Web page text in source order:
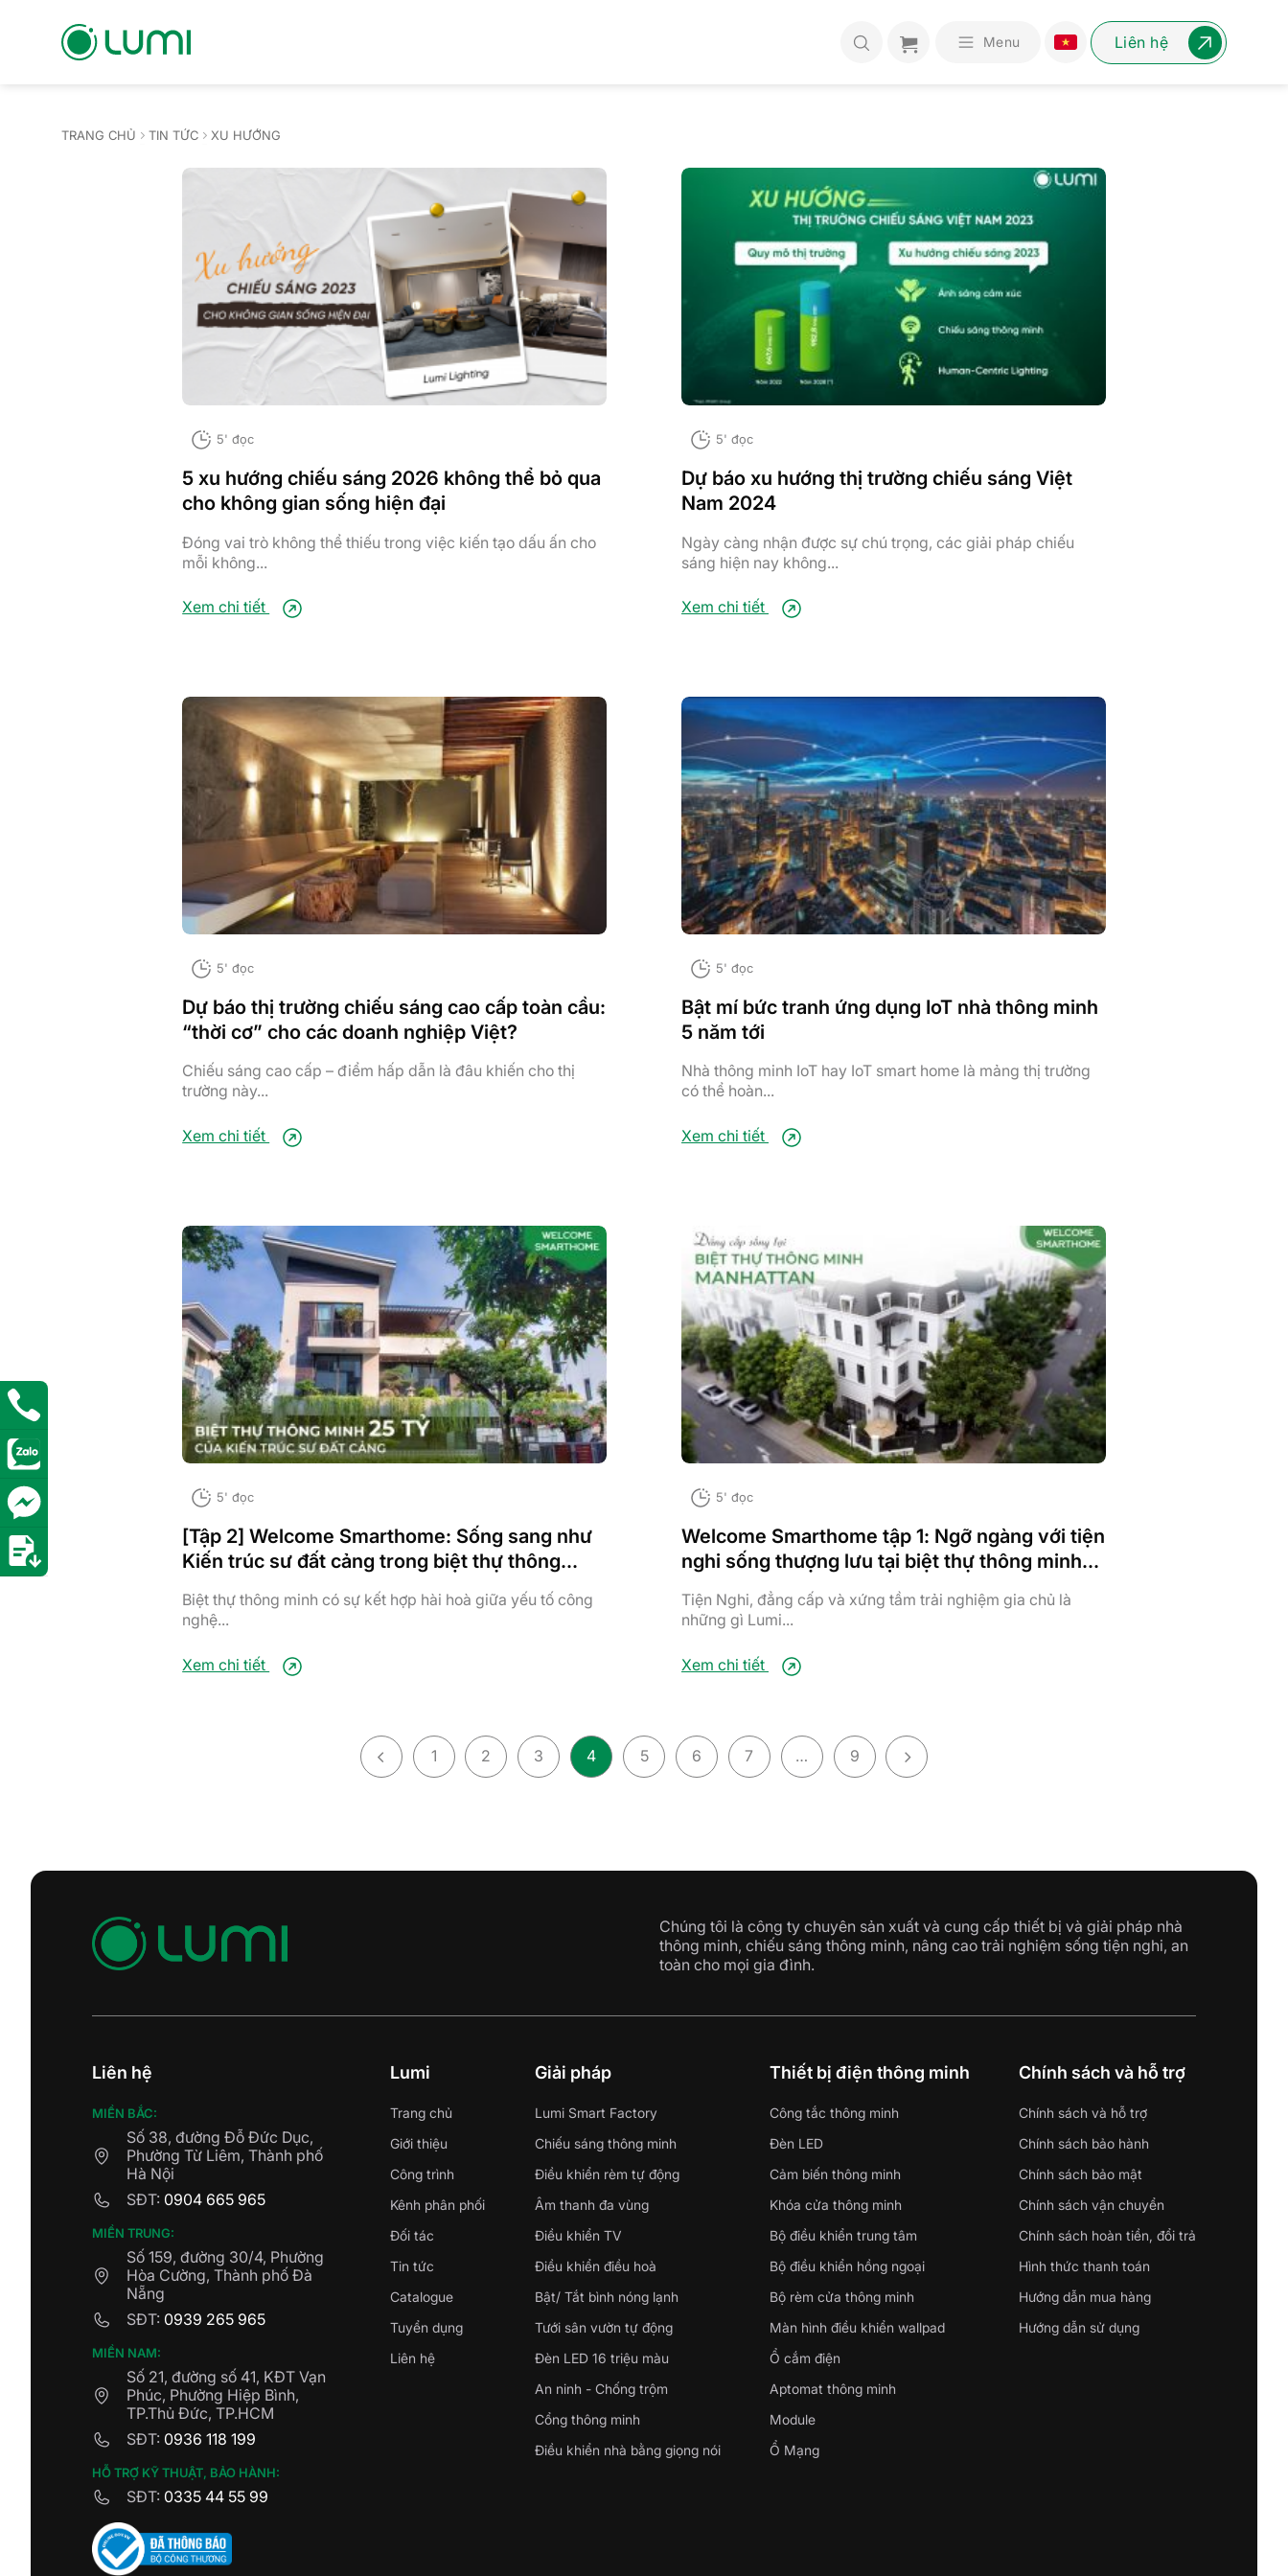
Menu Liên hệ
TRANG CHỦ TIN TỨC XU HƯỚNG
5' đọc
5 xu hướng chiếu sáng 2026 không thể bỏ qua
cho không gian sống hiện đại
Đóng vai trò không thể thiếu trong việc kiến tạo dấu ấn cho
mỗi không...
Xem chi tiết
5' đọc
Dự báo xu hướng thị trường chiếu sáng Việt
Nam 2024
Ngày càng nhận được sự chú trọng, các giải pháp chiếu
sáng hiện nay không...
Xem chi tiết
5' đọc
Dự báo thị trường chiếu sáng cao cấp toàn cầu:
“thời cơ” cho các doanh nghiệp Việt?
Chiếu sáng cao cấp – điểm hấp dẫn là đâu khiến cho thị
trường này...
Xem chi tiết
5' đọc
Bật mí bức tranh ứng dụng IoT nhà thông minh
5 năm tới
Nhà thông minh IoT hay IoT smart home là mảng thị trường
có thể hoàn...
Xem chi tiết
5' đọc
[Tập 2] Welcome Smarthome: Sống sang như
Kiến trúc sư đất cảng trong biệt thự thông
Biệt thự thông minh có sự kết hợp hài hoà giữa yếu tố công
nghệ...
Xem chi tiết
5' đọc
Welcome Smarthome tập 1: Ngỡ ngàng với tiện
nghi sống thượng lưu tại biệt thự thông minh
Manhattan Hải Phòng
Tiện Nghi, đẳng cấp và xứng tầm trải nghiệm gia chủ là
những gì Lumi...
Xem chi tiết
1 2 3 4 5 6 7 … 9
Chúng tôi là công ty chuyên sản xuất và cung cấp thiết bị và giải pháp nhà
thông minh, chiếu sáng thông minh, nâng cao trải nghiệm sống tiện nghi, an
toàn cho mọi gia đình.
Liên hệ
MIỀN BẮC:
Số 38, đường Đỗ Đức Dục,
Phường Từ Liêm, Thành phố
Hà Nội
SĐT: 0904 665 965
MIỀN TRUNG:
Số 159, đường 30/4, Phường
Hòa Cường, Thành phố Đà
Nẵng
SĐT: 0939 265 965
MIỀN NAM:
Số 21, đường số 41, KĐT Vạn
Phúc, Phường Hiệp Bình,
TP.Thủ Đức, TP.HCM
SĐT: 0936 118 199
HỖ TRỢ KỸ THUẬT, BẢO HÀNH:
SĐT: 0335 44 55 99
Lumi
Trang chủ
Giới thiệu
Công trình
Kênh phân phối
Đối tác
Tin tức
Catalogue
Tuyển dụng
Liên hệ
Giải pháp
Lumi Smart Factory
Chiếu sáng thông minh
Điều khiển rèm tự động
Âm thanh đa vùng
Điều khiển TV
Điều khiển điều hoà
Bật/ Tắt bình nóng lạnh
Tưới sân vườn tự động
Đèn LED 16 triệu màu
An ninh - Chống trộm
Cổng thông minh
Điều khiển nhà bằng giọng nói
Thiết bị điện thông minh
Công tắc thông minh
Đèn LED
Cảm biến thông minh
Khóa cửa thông minh
Bộ điều khiển trung tâm
Bộ điều khiển hồng ngoại
Bộ rèm cửa thông minh
Màn hình điều khiển wallpad
Ổ cắm điện
Aptomat thông minh
Module
Ổ Mạng
Chính sách và hỗ trợ
Chính sách và hỗ trợ
Chính sách bảo hành
Chính sách bảo mật
Chính sách vận chuyển
Chính sách hoàn tiền, đổi trả
Hình thức thanh toán
Hướng dẫn mua hàng
Hướng dẫn sử dụng